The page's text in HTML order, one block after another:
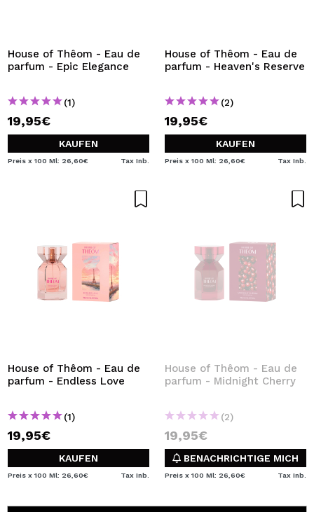
House of Thêom - Eau de
parfum - Epic Elegance
(1)
19,95€
KAUFEN
Preis x 100 Ml: 26,60€ Tax Inb.
House of Thêom - Eau de
parfum - Heaven's Reserve
(2)
19,95€
KAUFEN
Preis x 100 Ml: 26,60€ Tax Inb.
House of Thêom - Eau de
parfum - Endless Love
(1)
19,95€
KAUFEN
Preis x 100 Ml: 26,60€ Tax Inb.
House of Thêom - Eau de
parfum - Midnight Cherry
(2)
19,95€
BENACHRICHTIGE MICH
Preis x 100 Ml: 26,60€ Tax Inb.